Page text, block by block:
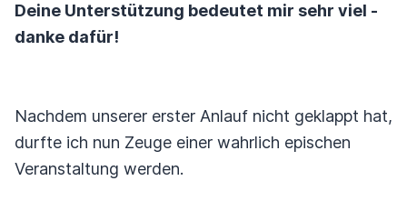
Deine Unterstützung bedeutet mir sehr viel -
danke dafür!
Nachdem unserer erster Anlauf nicht geklappt hat,
durfte ich nun Zeuge einer wahrlich epischen
Veranstaltung werden.